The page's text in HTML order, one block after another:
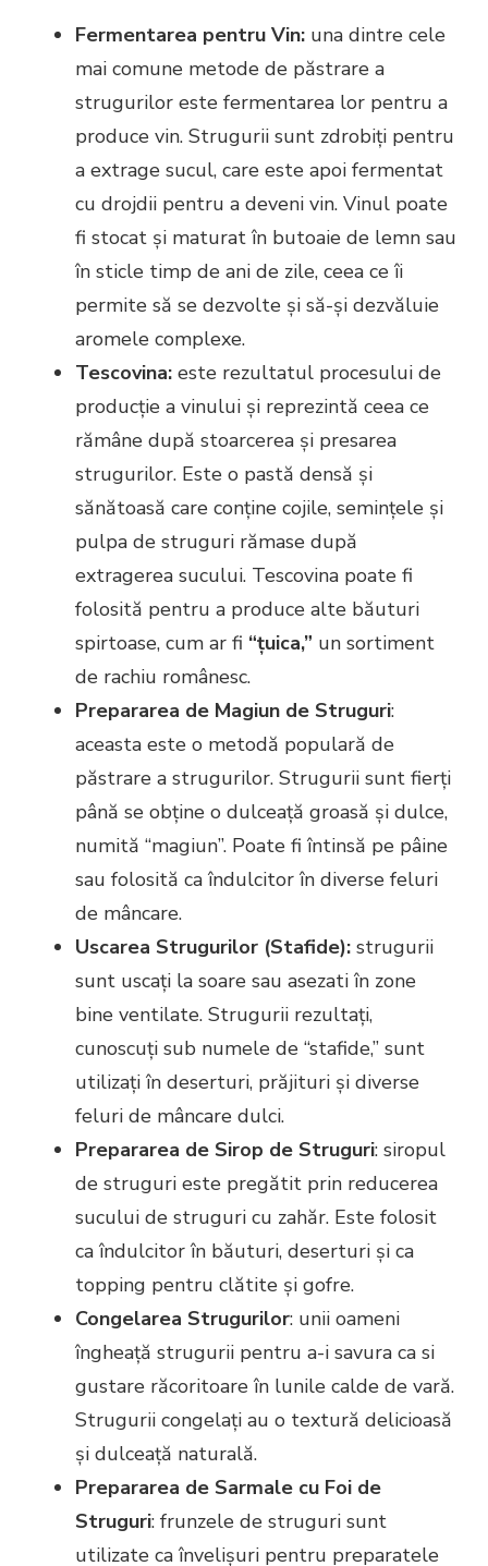
Fermentarea pentru Vin: una dintre cele
mai comune metode de păstrare a
strugurilor este fermentarea lor pentru a
produce vin. Strugurii sunt zdrobiți pentru
a extrage sucul, care este apoi fermentat
cu drojdii pentru a deveni vin. Vinul poate
fi stocat și maturat în butoaie de lemn sau
în sticle timp de ani de zile, ceea ce îi
permite să se dezvolte și să-și dezvăluie
aromele complexe.
Tescovina: este rezultatul procesului de
producție a vinului și reprezintă ceea ce
rămâne după stoarcerea și presarea
strugurilor. Este o pastă densă și
sănătoasă care conține cojile, semințele și
pulpa de struguri rămase după
extragerea sucului. Tescovina poate fi
folosită pentru a produce alte băuturi
spirtoase, cum ar fi “țuica,” un sortiment
de rachiu românesc.
Prepararea de Magiun de Struguri:
aceasta este o metodă populară de
păstrare a strugurilor. Strugurii sunt fierți
până se obține o dulceață groasă și dulce,
numită “magiun”. Poate fi întinsă pe pâine
sau folosită ca îndulcitor în diverse feluri
de mâncare.
Uscarea Strugurilor (Stafide): strugurii
sunt uscați la soare sau asezati în zone
bine ventilate. Strugurii rezultați,
cunoscuți sub numele de “stafide,” sunt
utilizați în deserturi, prăjituri și diverse
feluri de mâncare dulci.
Prepararea de Sirop de Struguri: siropul
de struguri este pregătit prin reducerea
sucului de struguri cu zahăr. Este folosit
ca îndulcitor în băuturi, deserturi și ca
topping pentru clătite și gofre.
Congelarea Strugurilor: unii oameni
îngheață strugurii pentru a-i savura ca si
gustare răcoritoare în lunile calde de vară.
Strugurii congelați au o textură delicioasă
și dulceață naturală.
Prepararea de Sarmale cu Foi de
Struguri: frunzele de struguri sunt
utilizate ca învelișuri pentru preparatele